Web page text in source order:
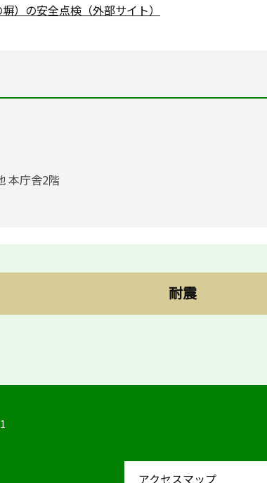
）の安全点検（外部サイト）
本庁舎2階
耐震
アクセスマップ